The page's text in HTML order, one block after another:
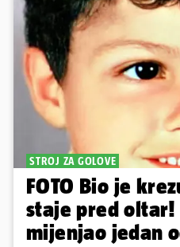
STROJ ZA GOLOVE
FOTO Bio je
staje pred oltar!
mijenjao jedan